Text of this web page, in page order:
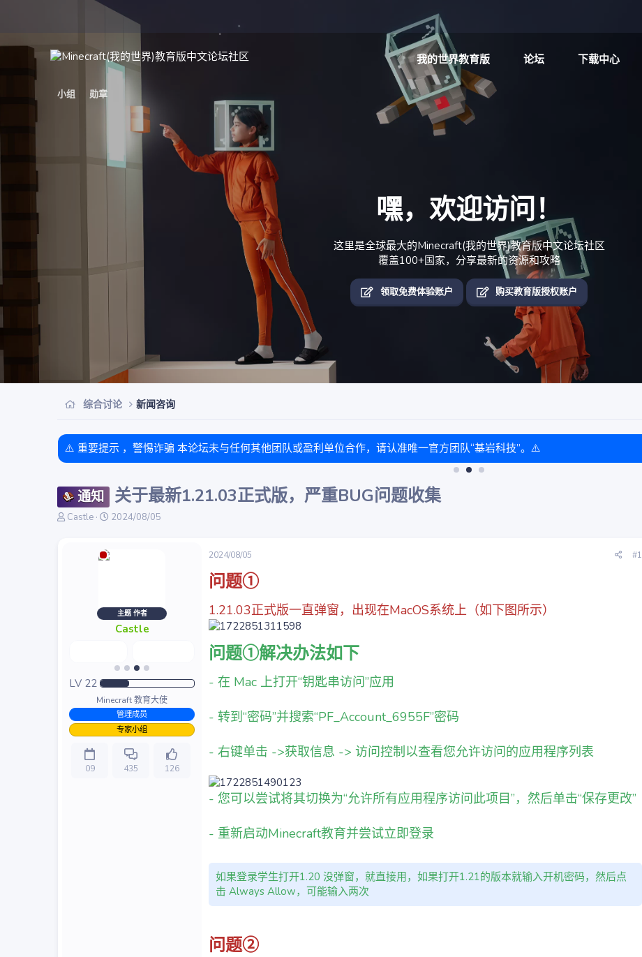
我的世界教育版 论坛 下载中心
小组 勋章
嘿，欢迎访问！
这里是全球最大的Minecraft(我的世界)教育版中文论坛社区
覆盖100+国家，分享最新的资源和攻略
领取免费体验账户 购买教育版授权账户
综合讨论 新闻咨询
⚠️ 重要提示 ，警惕诈骗 本论坛未与任何其他团队或盈利单位合作，请认准唯一官方团队“基岩科技”。⚠️
通知 关于最新1.21.03正式版，严重BUG问题收集
主
Castle
开
2024/08/05
主题 作者
Castle
LV 22
Minecraft 教育大使
管理成员
专家小组
09 435 126
2024/08/05 #1
问题①
1.21.03正式版一直弹窗，出现在MacOS系统上（如下图所示）
问题①解决办法如下
- 在 Mac 上打开“钥匙串访问”应用
- 转到“密码”并搜索“PF_Account_6955F”密码
- 右键单击 ->获取信息 -> 访问控制以查看您允许访问的应用程序列表
- 您可以尝试将其切换为“允许所有应用程序访问此项目”，然后单击“保存更改”
- 重新启动Minecraft教育并尝试立即登录
如果登录学生打开1.20 没弹窗，就直接用，如果打开1.21的版本就输入开机密码，然后点
击 Always Allow，可能输入两次
问题②